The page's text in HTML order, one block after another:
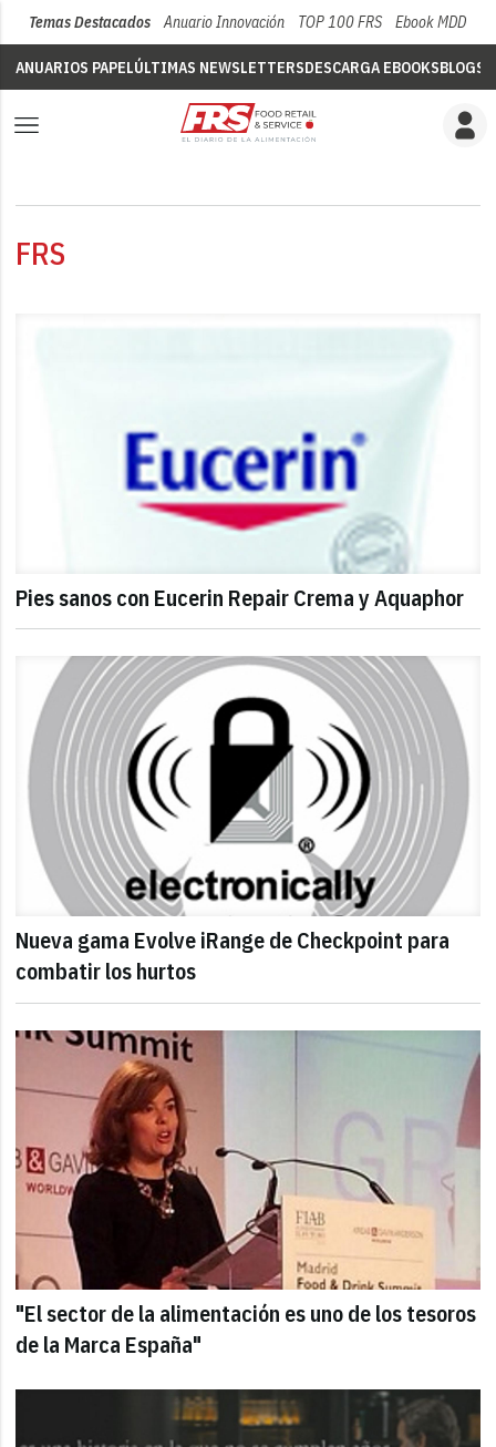
Temas Destacados Anuario Innovación TOP 100 FRS Ebook MDD
ANUARIOS PAPELÚLTIMAS NEWSLETTERSDESCARGA EBOOKSBLOGS
FRS
Pies sanos con Eucerin Repair Crema y Aquaphor
Nueva gama Evolve iRange de Checkpoint para
combatir los hurtos
"El sector de la alimentación es uno de los tesoros
de la Marca España"